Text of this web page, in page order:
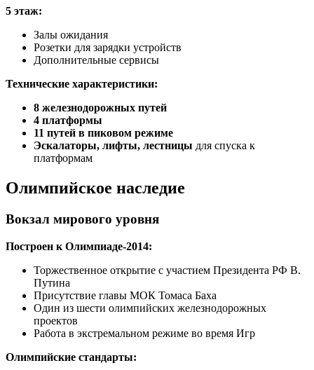
5 этаж:
Залы ожидания
Розетки для зарядки устройств
Дополнительные сервисы
Технические характеристики:
8 железнодорожных путей
4 платформы
11 путей в пиковом режиме
Эскалаторы, лифты, лестницы для спуска к
платформам
Олимпийское наследие
Вокзал мирового уровня
Построен к Олимпиаде-2014:
Торжественное открытие с участием Президента РФ В.
Путина
Присутствие главы МОК Томаса Баха
Один из шести олимпийских железнодорожных
проектов
Работа в экстремальном режиме во время Игр
Олимпийские стандарты: